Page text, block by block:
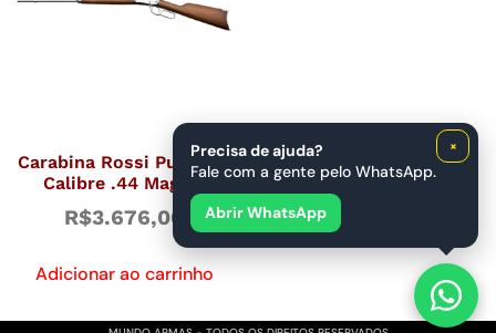
Carabina Rossi Puma 44
Calibre .44 Mag 24
R$3.676,00
Adicionar ao carrinho
×
Precisa de ajuda?
Fale com a gente pelo WhatsApp.
Abrir WhatsApp